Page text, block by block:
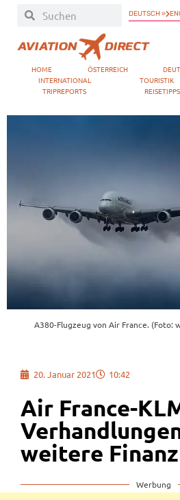
DEUTSCH »
HOME ÖSTERREICH
INTERNATIONAL
TOURISTIK
TRIPREPORTS
REISETIPPS
A380-Flugzeug von Air France. (Foto:
20. Januar 2021 10:42
Air France-
weitere
Werbung